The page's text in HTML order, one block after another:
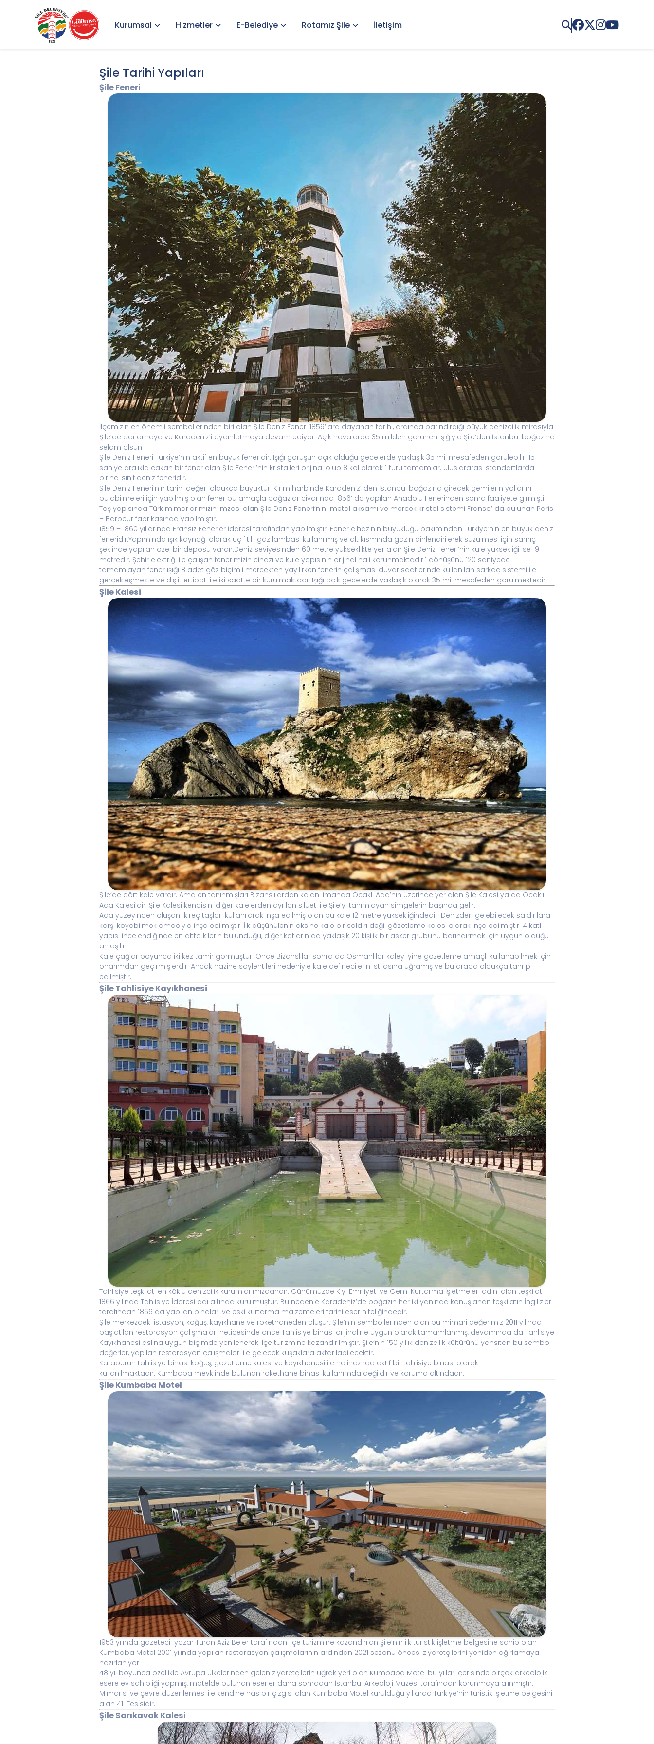
Kurumsal Hizmetler E-Belediye Rotamız Şile İletişim
Şile Tarihi Yapıları
Şile Feneri
İlçemizin en önemli sembollerinden biri olan Şile Deniz Feneri 1859’lara dayanan tarihi, ardında barındırdığı büyük denizcilik mirasıyla
Şile’de parlamaya ve Karadeniz’i aydınlatmaya devam ediyor. Açık havalarda 35 milden görünen ışığıyla Şile’den İstanbul boğazına
selam olsun.
Şile Deniz Feneri Türkiye’nin aktif en büyük feneridir. Işığı görüşün açık olduğu gecelerde yaklaşık 35 mil mesafeden görülebilir. 15
saniye aralıkla çakan bir fener olan Şile Feneri’nin kristalleri orijinal olup 8 kol olarak 1 turu tamamlar. Uluslararası standartlarda
birinci sınıf deniz feneridir.
Şile Deniz Feneri’nin tarihi değeri oldukça büyüktür. Kırım harbinde Karadeniz’ den İstanbul boğazına girecek gemilerin yollarını
bulabilmeleri için yapılmış olan fener bu amaçla boğazlar civarında 1856‘ da yapılan Anadolu Fenerinden sonra faaliyete girmiştir.
Taş yapısında Türk mimarlarımızın imzası olan Şile Deniz Feneri’nin metal aksamı ve mercek kristal sistemi Fransa’ da bulunan Paris
– Barbeur fabrikasında yapılmıştır.
1859 – 1860 yıllarında Fransız Fenerler İdaresi tarafından yapılmıştır. Fener cihazının büyüklüğü bakımından Türkiye’nin en büyük deniz
feneridir.Yapımında ışık kaynağı olarak üç fitilli gaz lambası kullanılmış ve alt kısmında gazın dinlendirilerek süzülmesi için sarnıç
şeklinde yapılan özel bir deposu vardır.Deniz seviyesinden 60 metre yükseklikte yer alan Şile Deniz Feneri’nin kule yüksekliği ise 19
metredir. Şehir elektriği ile çalışan fenerimizin cihazı ve kule yapısının orijinal hali korunmaktadır.1 dönüşünü 120 saniyede
tamamlayan fener ışığı 8 adet göz biçimli mercekten yayılırken fenerin çalışması duvar saatlerinde kullanılan sarkaç sistemi ile
gerçekleşmekte ve dişli tertibatı ile iki saatte bir kurulmaktadır.Işığı açık gecelerde yaklaşık olarak 35 mil mesafeden görülmektedir.
Şile Kalesi
Şile’de dört kale vardır. Ama en tanınmışları Bizanslılardan kalan limanda Ocaklı Ada’nın üzerinde yer alan Şile Kalesi ya da Ocaklı
Ada Kalesi’dir. Şile Kalesi kendisini diğer kalelerden ayrılan silueti ile Şile’yi tanımlayan simgelerin başında gelir.
Ada yüzeyinden oluşan kireç taşları kullanılarak inşa edilmiş olan bu kale 12 metre yüksekliğindedir. Denizden gelebilecek saldırılara
karşı koyabilmek amacıyla inşa edilmiştir. İlk düşünülenin aksine kale bir saldırı değil gözetleme kalesi olarak inşa edilmiştir. 4 katlı
yapısı incelendiğinde en altta kilerin bulunduğu, diğer katların da yaklaşık 20 kişilik bir asker grubunu barındırmak için uygun olduğu
anlaşılır.
Kale çağlar boyunca iki kez tamir görmüştür. Önce Bizanslılar sonra da Osmanlılar kaleyi yine gözetleme amaçlı kullanabilmek için
onarımdan geçirmişlerdir. Ancak hazine söylentileri nedeniyle kale definecilerin istilasına uğramış ve bu arada oldukça tahrip
edilmiştir.
Şile Tahlisiye Kayıkhanesi
Tahlisiye teşkilatı en köklü denizcilik kurumlarımızdandır. Günümüzde Kıyı Emniyeti ve Gemi Kurtarma İşletmeleri adını alan teşkilat
1866 yılında Tahlisiye İdaresi adı altında kurulmuştur. Bu nedenle Karadeniz’de boğazın her iki yanında konuşlanan teşkilatın İngilizler
tarafından 1866 da yapılan binaları ve eski kurtarma malzemeleri tarihi eser niteliğindedir.
Şile merkezdeki istasyon, koğuş, kayıkhane ve rokethaneden oluşur. Şile’nin sembollerinden olan bu mimari değerimiz 2011 yılında
başlatılan restorasyon çalışmaları neticesinde önce Tahlisiye binası orijinaline uygun olarak tamamlanmış, devamında da Tahlisiye
Kayıkhanesi aslına uygun biçimde yenilenerek ilçe turizmine kazandırılmıştır. Şile’nin 150 yıllık denizcilik kültürünü yansıtan bu sembol
değerler, yapılan restorasyon çalışmaları ile gelecek kuşaklara aktarılabilecektir.
Karaburun tahlisiye binası koğuş, gözetleme kulesi ve kayıkhanesi ile halihazırda aktif bir tahlisiye binası olarak
kullanılmaktadır. Kumbaba mevkiinde bulunan rokethane binası kullanımda değildir ve koruma altındadır.
Şile Kumbaba Motel
1953 yılında gazeteci yazar Turan Aziz Beler tarafından ilçe turizmine kazandırılan Şile’nin ilk turistik işletme belgesine sahip olan
Kumbaba Motel 2001 yılında yapılan restorasyon çalışmalarının ardından 2021 sezonu öncesi ziyaretçilerini yeniden ağırlamaya
hazırlanıyor.
48 yıl boyunca özellikle Avrupa ülkelerinden gelen ziyaretçilerin uğrak yeri olan Kumbaba Motel bu yıllar içerisinde birçok arkeolojik
esere ev sahipliği yapmış, motelde bulunan eserler daha sonradan İstanbul Arkeoloji Müzesi tarafından korunmaya alınmıştır.
Mimarisi ve çevre düzenlemesi ile kendine has bir çizgisi olan Kumbaba Motel kurulduğu yıllarda Türkiye’nin turistik işletme belgesini
alan 41. Tesisidir.
Şile Sarıkavak Kalesi